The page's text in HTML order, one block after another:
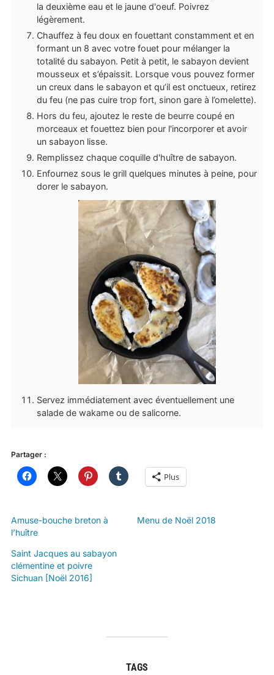
la deuxième eau et le jaune d'oeuf. Poivrez
légèrement.
Chauffez à feu doux en fouettant constamment et en
formant un 8 avec votre fouet pour mélanger la
totalité du sabayon. Petit à petit, le sabayon devient
mousseux et s’épaissit. Lorsque vous pouvez former
un creux dans le sabayon et qu’il est onctueux, retirez
du feu (ne pas cuire trop fort, sinon gare à l’omelette).
Hors du feu, ajoutez le reste de beurre coupé en
morceaux et fouettez bien pour l'incorporer et avoir
un sabayon lisse.
Remplissez chaque coquille d'huître de sabayon.
Enfournez sous le grill quelques minutes à peine, pour
dorer le sabayon.
Servez immédiatement avec éventuellement une
salade de wakame ou de salicorne.
Partager :
Plus
Amuse-bouche breton à
l’huître
Menu de Noël 2018
Saint Jacques au sabayon
clémentine et poivre
Sichuan [Noël 2016]
TAGS